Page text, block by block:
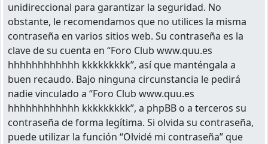
unidireccional para garantizar la seguridad. No
obstante, le recomendamos que no utilices la misma
contraseña en varios sitios web. Su contraseña es la
clave de su cuenta en “Foro Club www.quu.es
hhhhhhhhhhhh kkkkkkkkk”, así que manténgala a
buen recaudo. Bajo ninguna circunstancia le pedirá
nadie vinculado a “Foro Club www.quu.es
hhhhhhhhhhhh kkkkkkkkk”, a phpBB o a terceros su
contraseña de forma legítima. Si olvida su contraseña,
puede utilizar la función “Olvidé mi contraseña” que